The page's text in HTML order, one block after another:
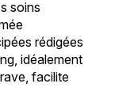
soins
rédigées
idéalement
facilite